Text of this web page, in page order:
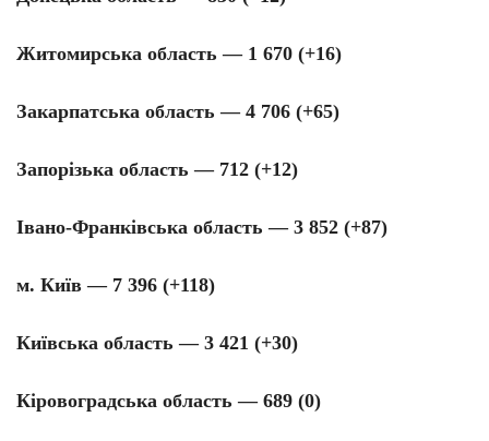
Житомирська область — 1 670 (+16)
Закарпатська область — 4 706 (+65)
Запорізька область — 712 (+12)
Івано-Франківська область — 3 852 (+87)
м. Київ — 7 396 (+118)
Київська область — 3 421 (+30)
Кіровоградська область — 689 (0)